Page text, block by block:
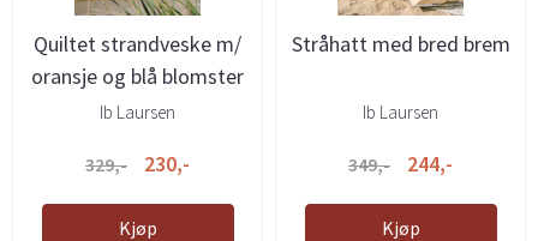
Quiltet strandveske m/
oransje og blå blomster
Ib Laursen
329,- 230,-
Kjøp
Stråhatt med bred brem
Ib Laursen
349,- 244,-
Kjøp